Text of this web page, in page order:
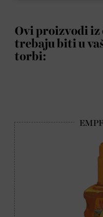
Ovi proizvodi iz
trebaju biti u
torbi: